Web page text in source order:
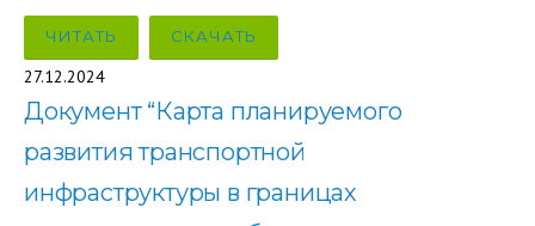
ЧИТАТЬ СКАЧАТЬ
27.12.2024
Документ “Карта планируемого
развития транспортной
инфраструктуры в границах